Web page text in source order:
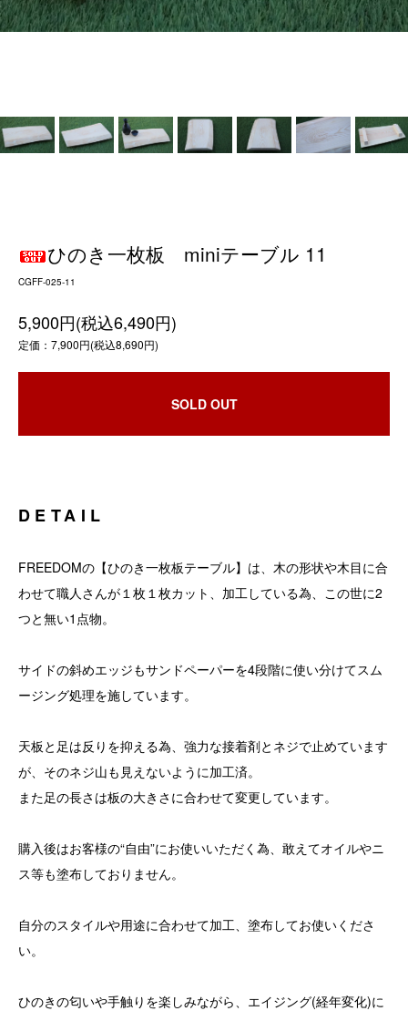
ひのき一枚板 miniテーブル 11
CGFF-025-11
5,900円(税込6,490円)
定価：7,900円(税込8,690円)
SOLD OUT
DETAIL
FREEDOMの【ひのき一枚板テーブル】は、木の形状や木目に合
わせて職人さんが１枚１枚カット、加工している為、この世に2
つと無い1点物。
サイドの斜めエッジもサンドペーパーを4段階に使い分けてスム
ージング処理を施しています。
天板と足は反りを抑える為、強力な接着剤とネジで止めています
が、そのネジ山も見えないように加工済。
また足の長さは板の大きさに合わせて変更しています。
購入後はお客様の“自由”にお使いいただく為、敢えてオイルやニ
ス等も塗布しておりません。
自分のスタイルや用途に合わせて加工、塗布してお使いくださ
い。
ひのきの匂いや手触りを楽しみながら、エイジング(経年変化)に